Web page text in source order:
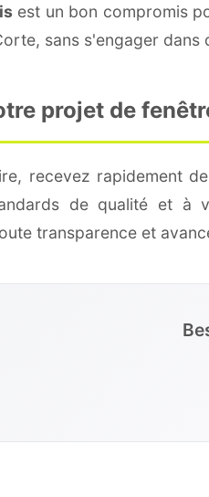
est un bon compromis
sans s'engager dans
projet de
recevez rapidement
de qualité et à
transparence et